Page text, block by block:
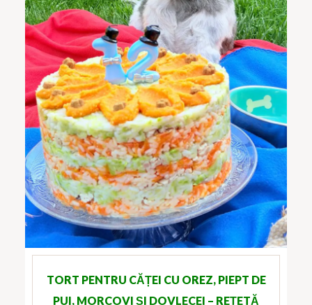
TORT PENTRU CĂȚEI CU OREZ, PIEPT DE
PUI, MORCOVI ȘI DOVLECEI – REȚETĂ